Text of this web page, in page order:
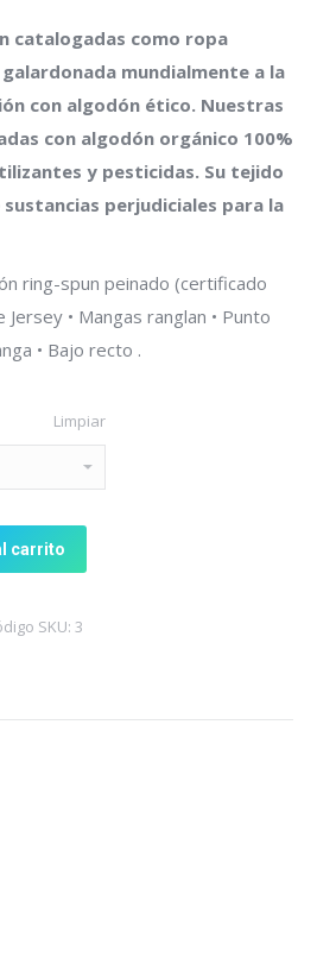
catalogadas como ropa
mundialmente a la
con algodón ético. Nuestras
con algodón orgánico 100%
y pesticidas. Su tejido
perjudiciales para la
ring-spun peinado (certificado
Jersey • Mangas ranglan • Punto
• Bajo recto .
Limpiar
carrito
SKU: 3